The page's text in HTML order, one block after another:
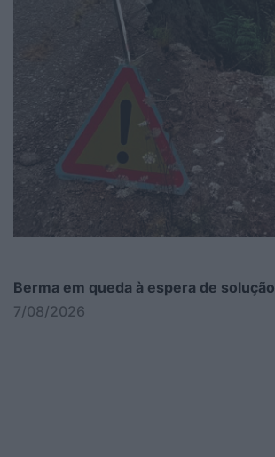
Berma em queda à espera de solução
7/08/2026